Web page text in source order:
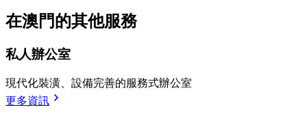
在澳門的其他服務
私人辦公室
現代化裝潢、設備完善的服務式辦公室
更多資訊